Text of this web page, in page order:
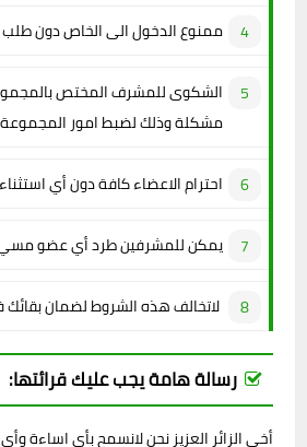
ممنوع الدخول الى الخاص دون طلب
الشكوى للمشرف المختص
مشكلة وذلك لضبط امور المجموعة
احترام الاعضاء كافة دون أي استثناء
يمكن للمشرفين طرد أي عضو
لاتخالف هذه الشروط لضمان
رسالة هامة يجب عليك قرائتها:
أخي الزائر العزيز نحن لانسمح بأي اساءة